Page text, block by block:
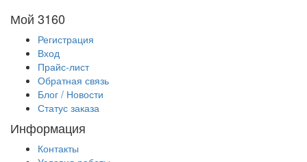
Мой 3160
Регистрация
Вход
Прайс-лист
Обратная связь
Блог / Новости
Статус заказа
Информация
Контакты